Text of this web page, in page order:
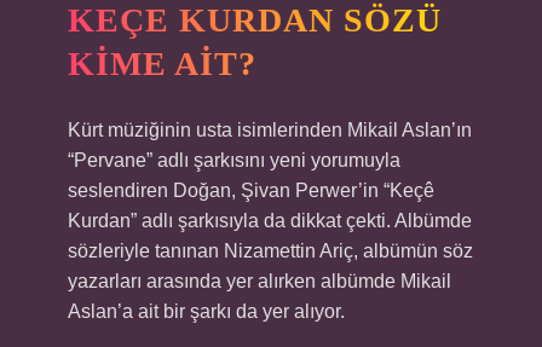
KEÇE KURDAN SÖZÜ
KIME AIT?
Kürt müziğinin usta isimlerinden Mikail Aslan’ın
“Pervane” adlı şarkısını yeni yorumuyla
seslendiren Doğan, Şivan Perwer’in “Keçê
Kurdan” adlı şarkısıyla da dikkat çekti. Albümde
sözleriyle tanınan Nizamettin Ariç, albümün söz
yazarları arasında yer alırken albümde Mikail
Aslan’a ait bir şarkı da yer alıyor.